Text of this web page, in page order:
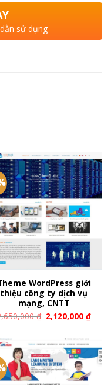
sử dụng
WordPress giới
thiệu công ty dịch vụ
mạng, CNTT
₫ 2,120,000₫